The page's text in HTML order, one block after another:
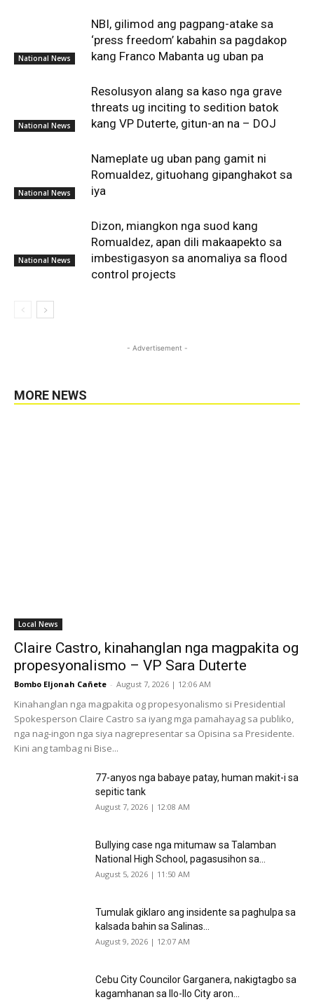
National News
NBI, gilimod ang pagpang-atake sa
‘press freedom’ kabahin sa pagdakop
kang Franco Mabanta ug uban pa
National News
Resolusyon alang sa kaso nga grave
threats ug inciting to sedition batok
kang VP Duterte, gitun-an na – DOJ
National News
Nameplate ug uban pang gamit ni
Romualdez, gituohang gipanghakot sa
iya
National News
Dizon, miangkon nga suod kang
Romualdez, apan dili makaapekto sa
imbestigasyon sa anomaliya sa flood
control projects
- Advertisement -
MORE NEWS
Local News
Claire Castro, kinahanglan nga magpakita og
propesyonalismo – VP Sara Duterte
Bombo Eljonah Cañete - August 7, 2026 | 12:06 AM
Kinahanglan nga magpakita og propesyonalismo si Presidential
Spokesperson Claire Castro sa iyang mga pamahayag sa publiko,
nga nag-ingon nga siya nagrepresentar sa Opisina sa Presidente.
Kini ang tambag ni Bise...
77-anyos nga babaye patay, human makit-i sa
sepitic tank
August 7, 2026 | 12:08 AM
Bullying case nga mitumaw sa Talamban
National High School, pagasusihon sa...
August 5, 2026 | 11:50 AM
Tumulak giklaro ang insidente sa paghulpa sa
kalsada bahin sa Salinas...
August 9, 2026 | 12:07 AM
Cebu City Councilor Garganera, nakigtagbo sa
kagamhanan sa Ilo-Ilo City aron...